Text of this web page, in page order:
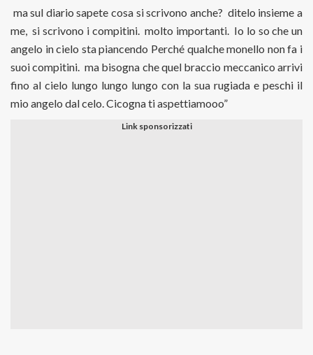
ma sul diario sapete cosa si scrivono anche? ditelo insieme a
me, si scrivono i compitini. molto importanti. Io lo so che un
angelo in cielo sta piancendo Perché qualche monello non fa i
suoi compitini. ma bisogna che quel braccio meccanico arrivi
fino al cielo lungo lungo lungo con la sua rugiada e peschi il
mio angelo dal celo. Cicogna ti aspettiamooo”